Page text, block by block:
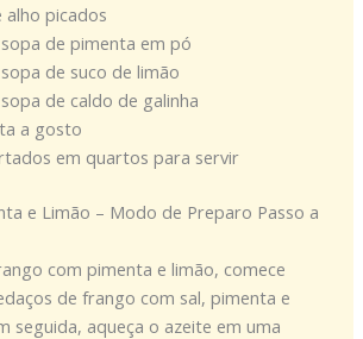
alho picados
de pimenta em pó
de suco de limão
de caldo de galinha
a gosto
em quartos para servir
e Limão – Modo de Preparo Passo a
com pimenta e limão, comece
de frango com sal, pimenta e
seguida, aqueça o azeite em uma